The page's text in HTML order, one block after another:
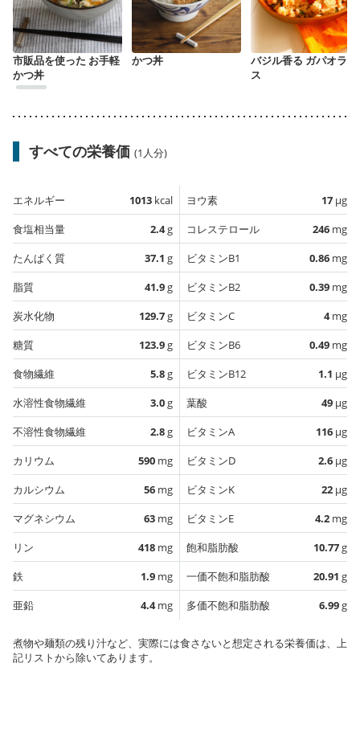
市販品を使った お手軽
かつ丼
かつ丼
バジル香る ガパオライ
ス
すべての栄養価 (1人分)
エネルギー 1013 kcal
食塩相当量
2.4g
たんぱく質
37.1 g
脂質
41.9g
炭水化物
129.7g
糖質
123.9g
食物繊維
5.8g
水溶性食物繊維
3.0g
不溶性食物繊維
2.8g
カリウム
590 mg
カルシウム
56 mg
マグネシウム
63 mg
リン
418 mg
鉄
1.9 mg
亜鉛
4.4mg
ヨウ素 17 µg
コレステロール
246 mg
ビタミンB1
0.86 mg
ビタミンB2
0.39 mg
ビタミンC
4mg
ビタミンB6
0.49 mg
ビタミンB12
1.1 µg
葉酸
49 µg
ビタミンA
116 µg
ビタミンD
2.6 µg
ビタミンK
22 µg
ビタミンE
4.2 mg
飽和脂肪酸
10.77g
一価不飽和脂肪酸
20.91 g
多価不飽和脂肪酸
6.99g
煮物や麺類の残り汁など、実際には食さないと想定される栄養価は、上
記リストから除いてあります。